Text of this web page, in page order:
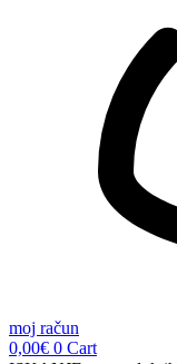
moj račun
0,00€ 0 Cart